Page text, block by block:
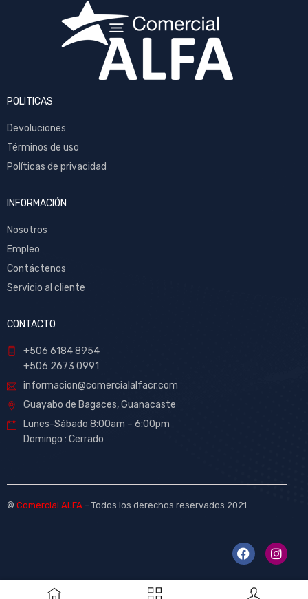
POLITICAS
Devoluciones
Términos de uso
Políticas de privacidad
INFORMACIÓN
Nosotros
Empleo
Contáctenos
Servicio al cliente
CONTACTO
+506 6184 8954
+506 2673 0991
informacion@comercialalfacr.com
Guayabo de Bagaces, Guanacaste
Lunes-Sábado 8:00am – 6:00pm
Domingo : Cerrado
© Comercial ALFA – Todos los derechos reservados 2021